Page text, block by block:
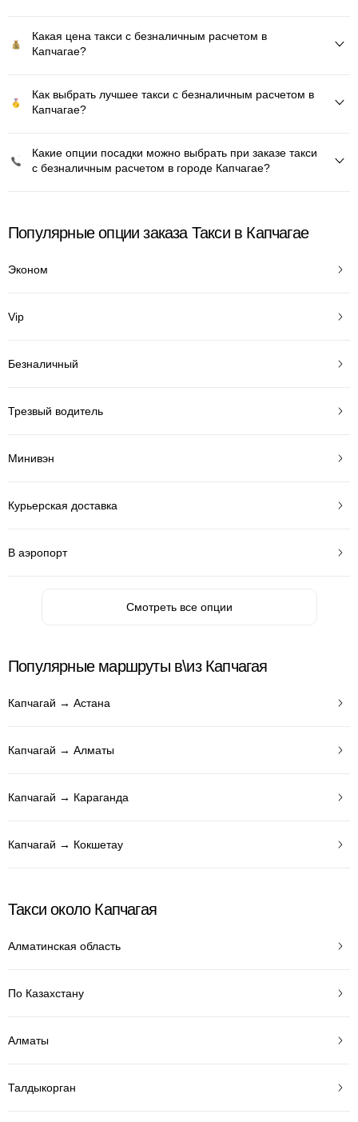
Какая цена такси с безналичным расчетом в
Капчагае?
Как выбрать лучшее такси с безналичным расчетом в
Капчагае?
Какие опции посадки можно выбрать при заказе такси
с безналичным расчетом в городе Капчагае?
Популярные опции заказа Такси в Капчагае
Эконом
Vip
Безналичный
Трезвый водитель
Минивэн
Курьерская доставка
В аэропорт
Смотреть все опции
Популярные маршруты в\из Капчагая
Капчагай → Астана
Капчагай → Алматы
Капчагай → Караганда
Капчагай → Кокшетау
Такси около Капчагая
Алматинская область
По Казахстану
Алматы
Талдыкорган